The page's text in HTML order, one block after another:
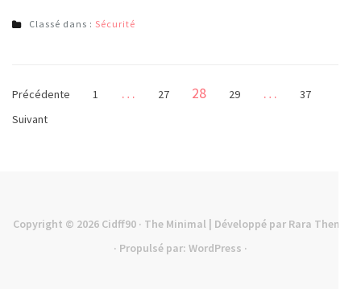
Classé dans : Sécurité
Pagination
des
Précédente Page
1 … Page
27 Page
28 Page
29 … Page
37
Suivant
Copyright © 2026 Cidff90· The Minimal | Développé par Rara Theme
· Propulsé par: WordPress ·